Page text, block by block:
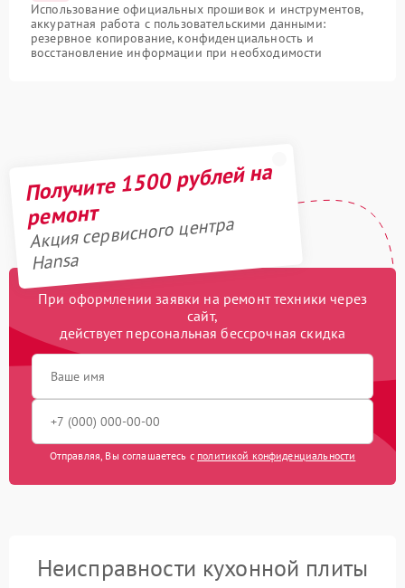
Использование официальных прошивок и инструментов,
аккуратная работа с пользовательскими данными:
резервное копирование, конфиденциальность и
восстановление информации при необходимости
Получите 1500 рублей на
ремонт
Акция сервисного центра
Hansa
При оформлении заявки на ремонт техники через
сайт,
действует персональная бессрочная скидка
Отправляя, Вы соглашаетесь с политикой конфиденциальности
Неисправности кухонной плиты